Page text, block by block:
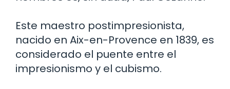
Este maestro postimpresionista,
nacido en Aix-en-Provence en 1839, es
considerado el puente entre el
impresionismo y el cubismo.